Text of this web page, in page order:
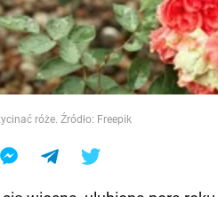
róże. Źródło: Freepik